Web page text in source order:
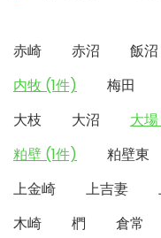
赤崎 赤沼 飯沼
内牧 (1件)
梅田
大枝
大沼 大
粕壁 (1件)
粕壁東
上金崎
上吉妻
木崎
椚 倉常